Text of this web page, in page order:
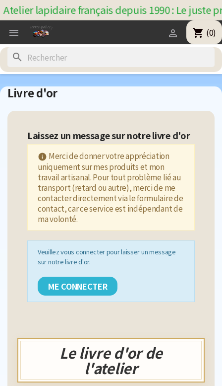
lapidaire français depuis 1990 : Le juste
 shopping_cart (0)

search
Livre d'or
Laissez un message sur notre livre d'or
 Merci de donner votre appréciation
uniquement sur mes produits et mon
travail artisanal. Pour tout problème lié au
transport (retard ou autre), merci de me
contacter directement via le formulaire de
contact, car ce service est indépendant de
ma volonté.
Veuillez vous connecter pour laisser un message
sur notre livre d'or.
ME CONNECTER
Le livre d'or de
l'atelier